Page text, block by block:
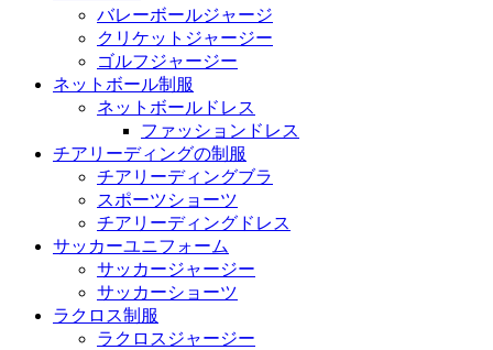
バレーボールジャージ
クリケットジャージー
ゴルフジャージー
ネットボール制服
ネットボールドレス
ファッションドレス
チアリーディングの制服
チアリーディングブラ
スポーツショーツ
チアリーディングドレス
サッカーユニフォーム
サッカージャージー
サッカーショーツ
ラクロス制服
ラクロスジャージー